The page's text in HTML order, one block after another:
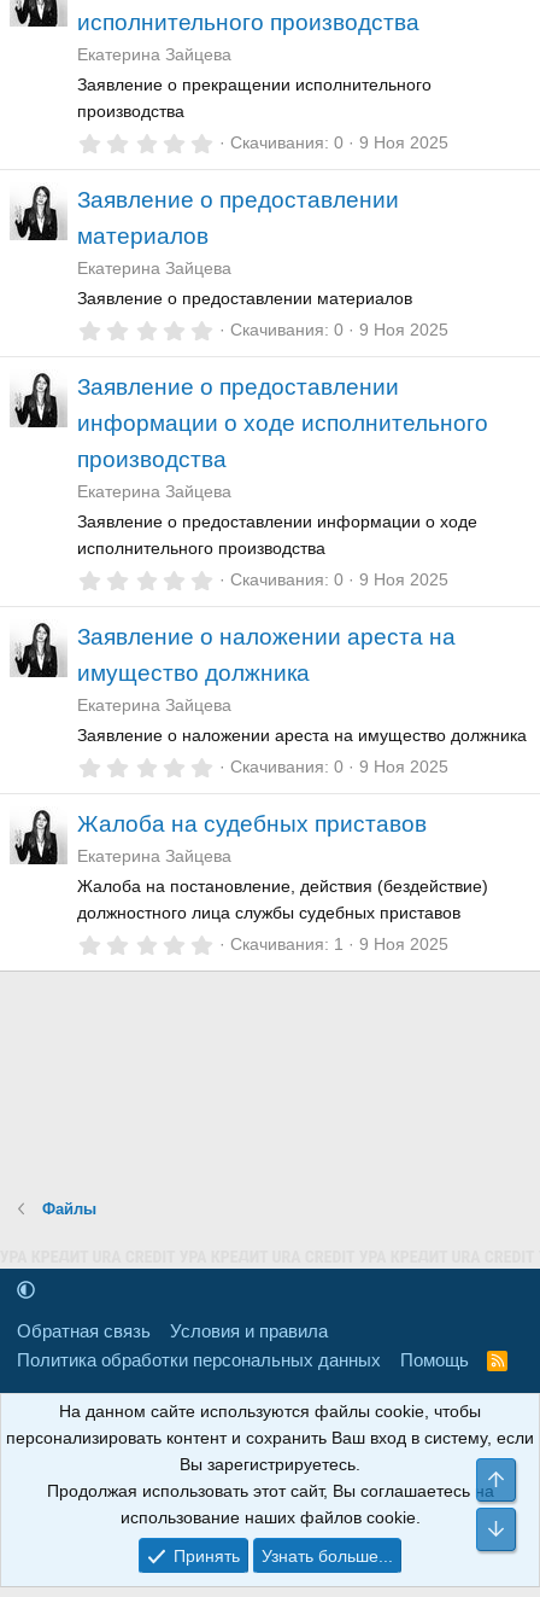
в
з
д
исполнительного производства
Екатерина Зайцева
Заявление о прекращении исполнительного
производства
0
0
з
д
Скачивания 0 9 Ноя 2025
Заявление о предоставлении
материалов
Екатерина Зайцева
Заявление о предоставлении материалов
0
0
в
з
Скачивания 0 9 Ноя 2025
Заявление о предоставлении
информации о ходе исполнительного
производства
Екатерина Зайцева
Заявление о предоставлении информации о ходе
исполнительного производства
0
0
в
з
д
Скачивания 0 9 Ноя 2025
Заявление о наложении ареста на
имущество должника
Екатерина Зайцева
Заявление о наложении ареста на имущество должника
0
0
з
в
ё
д
Скачивания 0 9 Ноя 2025
Жалоба на судебных приставов
Екатерина Зайцева
Жалоба на постановление, действия (бездействие)
должностного лица службы судебных приставов
0 Скачивания 1 9 Ноя 2025
Файлы
Обратная связь
Условия и правила
Политика обработки персональных данных
Помощь
R
Свидетельство о регистрации товарного знака № 665857 от
06.08.2018 г. Сайт не является СМИ. Сделано вРунетЛаб – Сайты и
АНОИНФО; ОГРН: 1247700801700; ИНН/КПП:
9709119500/320001001; Юридический адрес: 241030, Брянская
область, г. Брянск, ул. Мира, д. 96, ком. 124
На данном сайте используются файлы cookie, чтобы
персонализировать контент и сохранить Ваш вход в систему, если
Вы зарегистрируетесь.
Продолжая использовать этот сайт, Вы соглашаетесь на
использование наших файлов cookie.
Принять
Узнать больше...